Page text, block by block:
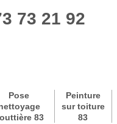
73 21 92
Pose
83
Peinture
sur toiture
83